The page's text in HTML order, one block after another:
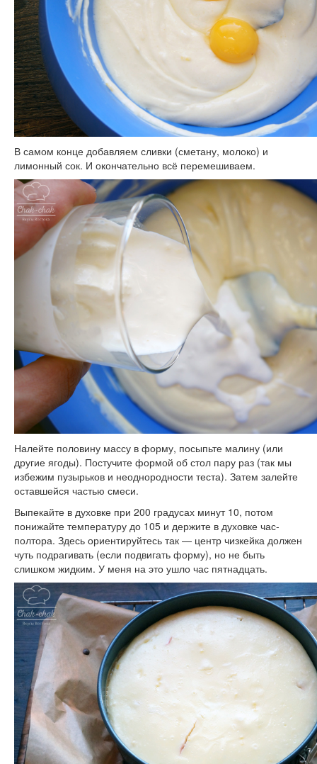
В самом конце добавляем сливки (сметану, молоко) и
лимонный сок. И окончательно всё перемешиваем.
Налейте половину массу в форму, посыпьте малину (или
другие ягоды). Постучите формой об стол пару раз (так мы
избежим пузырьков и неоднородности теста). Затем залейте
оставшейся частью смеси.
Выпекайте в духовке при 200 градусах минут 10, потом
понижайте температуру до 105 и держите в духовке час-
полтора. Здесь ориентируйтесь так — центр чизкейка должен
чуть подрагивать (если подвигать форму), но не быть
слишком жидким. У меня на это ушло час пятнадцать.